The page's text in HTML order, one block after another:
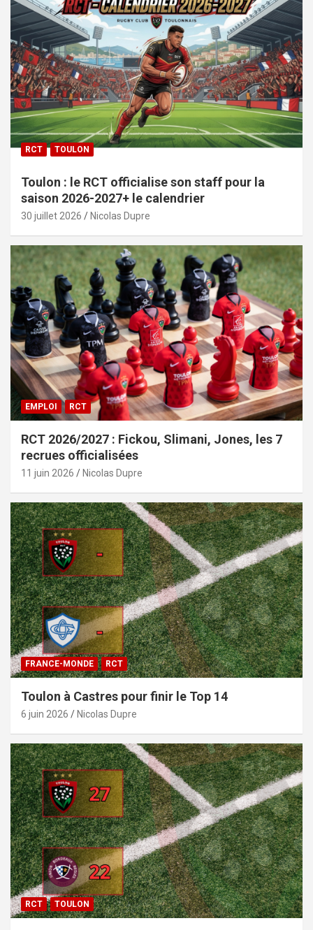
RCT TOULON
Toulon : le RCT officialise son staff pour la
saison 2026-2027+ le calendrier
30 juillet 2026 Nicolas Dupre
EMPLOI RCT
RCT 2026/2027 : Fickou, Slimani, Jones, les 7
recrues officialisées
11 juin 2026 Nicolas Dupre
FRANCE-MONDE RCT
Toulon à Castres pour finir le Top 14
6 juin 2026 Nicolas Dupre
RCT TOULON